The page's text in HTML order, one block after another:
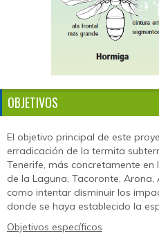
OBJETIVOS
El objetivo principal de este
erradicación de la termita
Tenerife, más concretamente
de la Laguna, Tacoronte,
como intentar disminuir los
donde se haya establecido la
Objetivos específicos